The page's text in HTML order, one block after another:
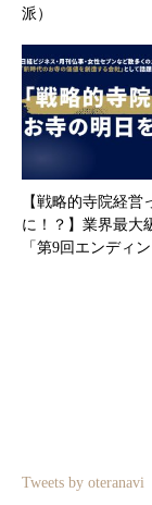
派）
【戦略的寺院経営
に！？】業界最⼤
「第9回エンディ
Tweets by oteranavi